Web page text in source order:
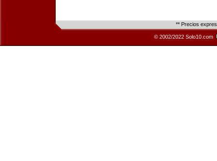
** Precios
© 2002/2022 Solo10.com